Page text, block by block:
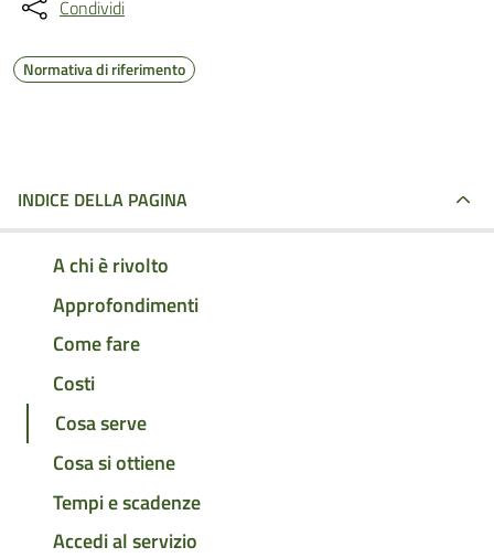
Condividi
Normativa di riferimento
INDICE DELLA PAGINA
A chi è rivolto
Approfondimenti
Come fare
Costi
Cosa serve
Cosa si ottiene
Tempi e scadenze
Accedi al servizio